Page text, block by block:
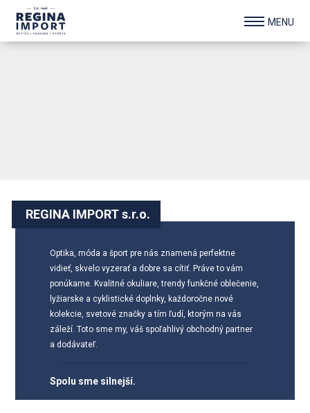
1
REGINA IMPORT s.r.o.
Optika, móda a šport pre nás znamená perfektne
vidieť, skvelo vyzerať a dobre sa cítiť. Práve to vám
ponúkame. Kvalitné okuliare, trendy funkčné oblečenie,
lyžiarske a cyklistické doplnky, každoročne nové
kolekcie, svetové značky a tím ľudí, ktorým na vás
záleží. Toto sme my, váš spoľahlivý obchodný partner
a dodávateľ.
Spolu sme silnejší.